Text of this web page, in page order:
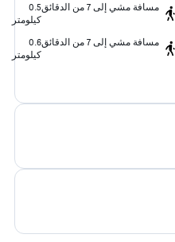
مسافة مشي إلى 7 من الدقائق
0.5
كيلومتر
مسافة مشي إلى 7 من الدقائق
0.6
كيلومتر